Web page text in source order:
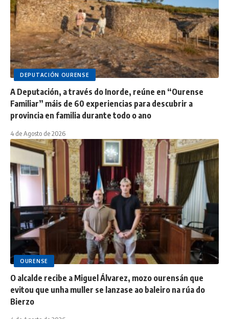
DEPUTACIÓN OURENSE
A Deputación, a través do Inorde, reúne en “Ourense
Familiar” máis de 60 experiencias para descubrir a
provincia en familia durante todo o ano
4 de Agosto de 2026
OURENSE
O alcalde recibe a Miguel Álvarez, mozo ourensán que
evitou que unha muller se lanzase ao baleiro na rúa do
Bierzo